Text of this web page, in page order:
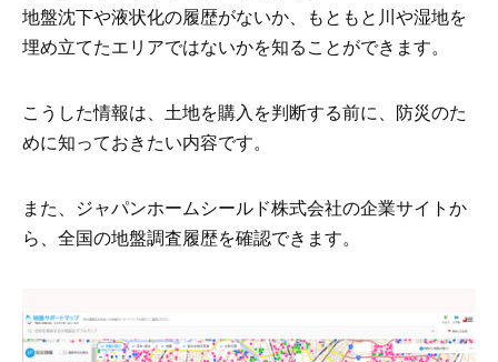
地盤沈下や液状化の履歴がないか、もともと川や湿地を
埋め立てたエリアではないかを知ることができます。
こうした情報は、土地を購入を判断する前に、防災のた
めに知っておきたい内容です。
また、ジャパンホームシールド株式会社の企業サイトか
ら、全国の地盤調査履歴を確認できます。